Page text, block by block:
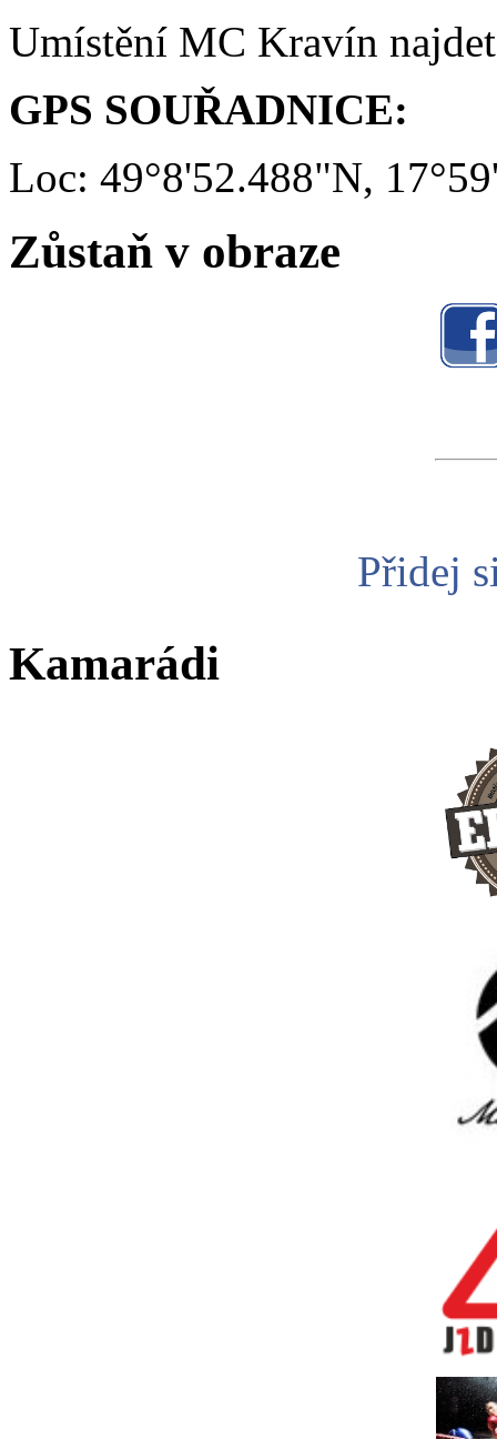
Umístění MC Kravín
GPS SOUŘADNICE:
Loc: 49°8'52.488"N,
Zůstaň v obraze
Přidej
Kamarádi